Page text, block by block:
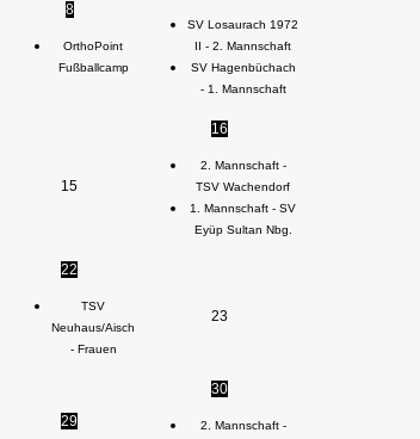
8
OrthoPoint
Fußballcamp
SV Losaurach 1972
II - 2. Mannschaft
SV Hagenbüchach
- 1. Mannschaft
15
16
2. Mannschaft -
TSV Wachendorf
1. Mannschaft - SV
Eyüp Sultan Nbg.
22
TSV
Neuhaus/Aisch
- Frauen
23
29
30
2. Mannschaft -